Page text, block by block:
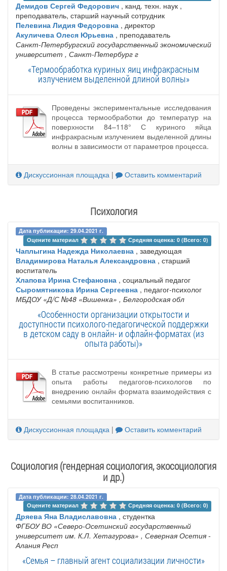
Демидов Сергей Федорович , канд. техн. наук ,
преподаватель, старший научный сотрудник
Пелевина Лидия Федоровна , директор
Акуличева Олеся Юрьевна , преподаватель
Санкт-Петербургский государственный экономический
университет , Санкт-Петербург г
«Термообработка куриных яиц инфракрасным
излучением выделенной длиной волны»
Проведены экспериментальные исследования
процесса термообработки до температур на
поверхности 84–118° С куриного яйца
инфракрасным излучением выделенной длины
волны в зависимости от параметров процесса.
Дискуссионная площадка | Оставить комментарий
Психология
Дата публикации: 29.04.2021 г.
Оцените материал
Средняя оценка: 0 (Всего: 0)
Чаплыгина Надежда Николаевна , заведующая
Владимирова Наталья Александровна , старший
воспитатель
Хлапова Ирина Стефановна , социальный педагог
Сыромятникова Ирина Сергеевна , педагог-психолог
МБДОУ «Д/С №48 «Вишенка» , Белгородская обл
«Особенности организации открытости и
доступности психолого-педагогической поддержки
в детском саду в онлайн- и офлайн-форматах (из
опыта работы)»
В статье рассмотрены конкретные примеры из
опыта работы педагогов-психологов по
внедрению онлайн формата взаимодействия с
семьями воспитанников.
Дискуссионная площадка | Оставить комментарий
Социология (гендерная социология, экосоциология
и др.)
Дата публикации: 28.04.2021 г.
Оцените материал
Средняя оценка: 0 (Всего: 0)
Дряева Яна Владиславовна , студентка
ФГБОУ ВО «Северо-Осетинский государственный
университет им. К.Л. Хетагурова» , Северная Осетия -
Алания Респ
«Семья – главный агент социализации личности»